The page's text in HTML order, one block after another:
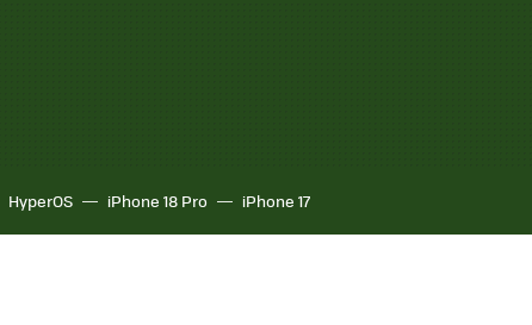
HyperOS iPhone 18 Pro iPhone 17